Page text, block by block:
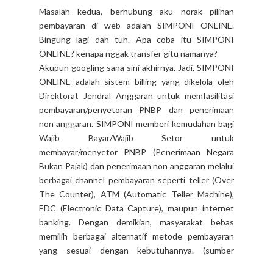
Masalah kedua, berhubung aku norak pilihan
pembayaran di web adalah SIMPONI ONLINE.
Bingung lagi dah tuh. Apa coba itu SIMPONI
ONLINE? kenapa nggak transfer gitu namanya?
Akupun googling sana sini akhirnya. Jadi, SIMPONI
ONLINE adalah sistem billing yang dikelola oleh
Direktorat Jendral Anggaran untuk memfasilitasi
pembayaran/penyetoran PNBP dan penerimaan
non anggaran. SIMPONI memberi kemudahan bagi
Wajib Bayar/Wajib Setor untuk
membayar/menyetor PNBP (Penerimaan Negara
Bukan Pajak) dan penerimaan non anggaran melalui
berbagai channel pembayaran seperti teller (Over
The Counter), ATM (Automatic Teller Machine),
EDC (Electronic Data Capture), maupun internet
banking. Dengan demikian, masyarakat bebas
memilih berbagai alternatif metode pembayaran
yang sesuai dengan kebutuhannya. (sumber